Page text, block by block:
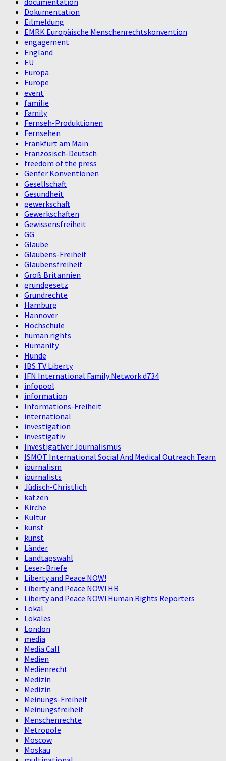
Dokumentation
Eilmeldung
EMRK Europäische Menschenrechtskonvention
engagement
England
EU
Europa
Europe
event
familie
Family
Fernseh-Produktionen
Fernsehen
Frankfurt am Main
Französisch-Deutsch
freedom of the press
Genfer Konventionen
Gesellschaft
Gesundheit
gewerkschaft
Gewerkschaften
Gewissensfreiheit
GG
Glaube
Glaubens-Freiheit
Glaubensfreiheit
Groß Britannien
grundgesetz
Grundrechte
Hamburg
Hannover
Hochschule
human rights
Humanity
Hunde
IBS TV Liberty
IFN International Family Network d734
infopool
information
Informations-Freiheit
international
investigation
investigativ
Investigativer Journalismus
ISMOT International Social And Medical Outreach Team
journalism
journalists
Jüdisch-Christlich
katzen
Kirche
Kultur
kunst
kunst
Länder
Landtagswahl
Leser-Briefe
Liberty and Peace NOW!
Liberty and Peace NOW! HR
Liberty and Peace NOW! Human Rights Reporters
Lokal
Lokales
London
media
Media Call
Medien
Medienrecht
Medizin
Medizin
Meinungs-Freiheit
Meinungsfreiheit
Menschenrechte
Metropole
Moscow
Moskau